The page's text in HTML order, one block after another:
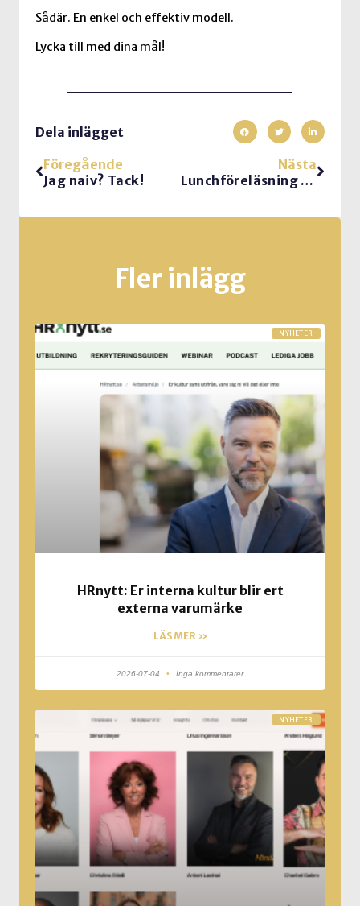
Sådär. En enkel och effektiv modell.
Lycka till med dina mål!
Dela inlägget
Föregående
Jag naiv? Tack!
Nästa
Lunchföreläsning i Göteborg den 15e november
Fler inlägg
NYHETER
HRnytt: Er interna kultur blir ert
externa varumärke
LÄS MER »
2026-07-04 Inga kommentarer
NYHETER